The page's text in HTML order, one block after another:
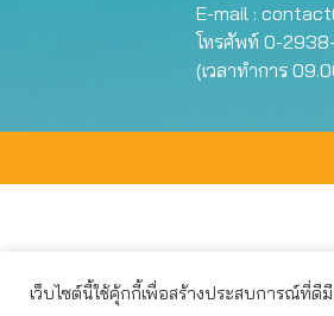
E-mail :
โทรศัพท์ 0-
(เวลาทำการ
เว็บไซต์นี้ใช้คุ้กกี้เพื่อสร้างประสบการณ์ที่
เว็บไซต์นี้ใช้คุกกี้เพื่อมอบประสบ